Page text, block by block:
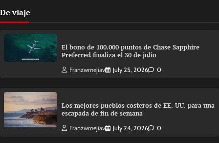
De viaje
El bono de 100.000 puntos de Chase Sapphire
Preferred finaliza el 30 de julio
Franzwmejiav July 25, 2026 0
Los mejores pueblos costeros de EE. UU. para una
escapada de fin de semana
Franzwmejiav July 24, 2026 0